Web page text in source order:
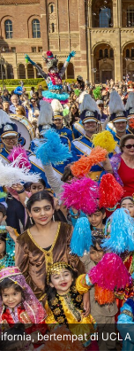
bertempat di UCLA